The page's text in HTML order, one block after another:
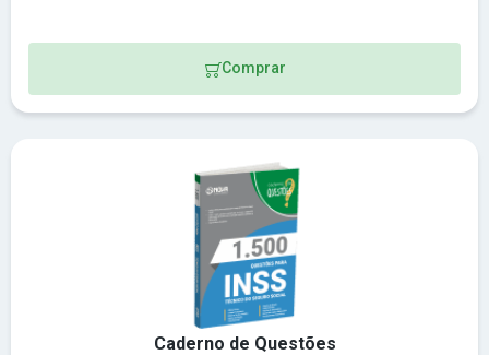
Comprar
Caderno de Questões